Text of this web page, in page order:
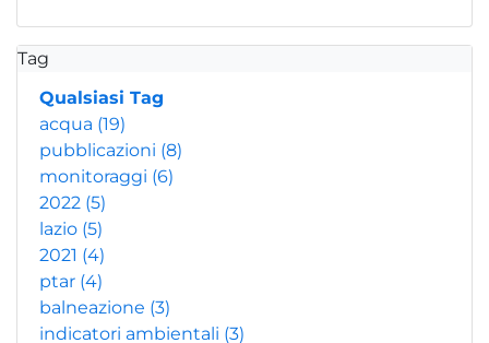
Tag
Qualsiasi Tag
acqua (19)
pubblicazioni (8)
monitoraggi (6)
2022 (5)
lazio (5)
2021 (4)
ptar (4)
balneazione (3)
indicatori ambientali (3)